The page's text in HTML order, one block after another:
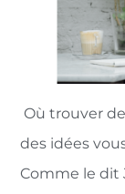
Où trouver
des idées
Comme le dit